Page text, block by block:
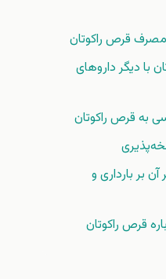
مصرف قرص راکوتان
با دیگر داروهای
به قرص راکوتان
بر بارداری و
قرص راکوتان